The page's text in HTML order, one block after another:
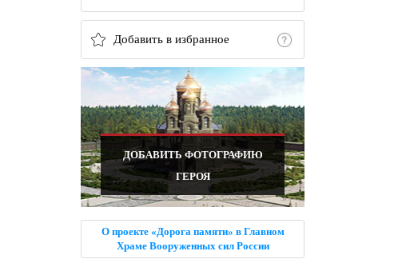
Добавить в избранное
ДОБАВИТЬ ФОТОГРАФИЮ
ГЕРОЯ
О проекте «Дорога памяти» в Главном
Храме Вооруженных сил России